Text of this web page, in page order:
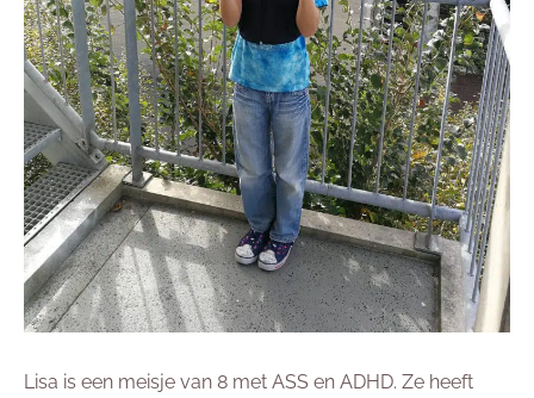
Lisa is een meisje van 8 met ASS en ADHD. Ze heeft